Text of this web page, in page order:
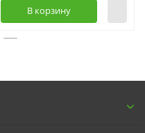
В корзину